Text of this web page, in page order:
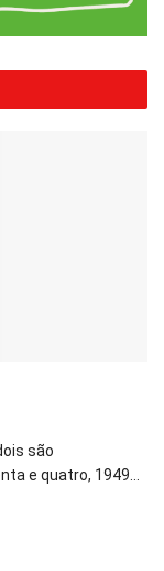
são
e quatro, 1949...